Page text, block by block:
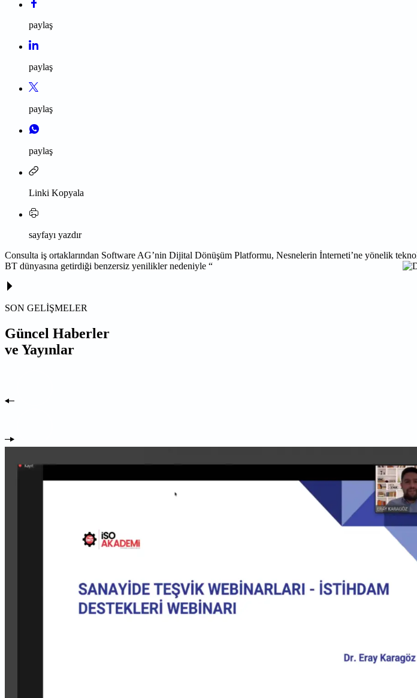
paylaş
paylaş
paylaş
paylaş
Linki Kopyala
sayfayı yazdır
Consulta iş ortaklarından Software AG’nin Dijital Dönüşüm Platformu, Nesnelerin İnterneti’ne yönelik
BT dünyasına getirdiği benzersiz yenilikler nedeniyle “
SON GELİŞMELER
Güncel Haberler
ve Yayınlar